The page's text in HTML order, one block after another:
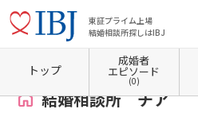
東証プライム上場
結婚相談所探しはIBJ
ホーム 大分県の結婚相談所 大分県別府市
結婚相談所 チア
トップ
成婚者
エピソード
(0)